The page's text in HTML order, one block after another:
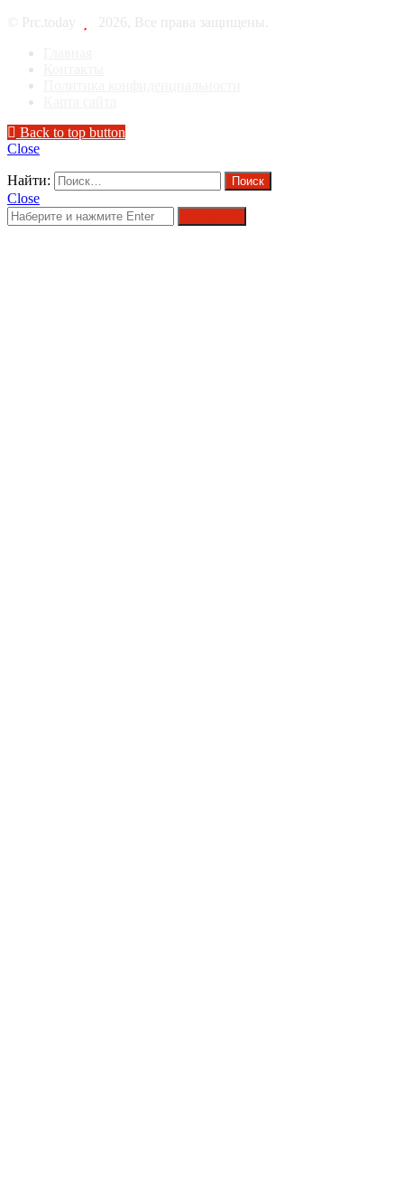
© Prc.today
2026, Все права защищены.
Back to top button
Close
Найти:
Close